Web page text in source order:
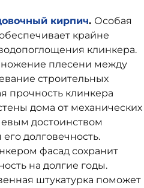
кирпич. Особая
крайне
клинкера.
плесени между
строительных
прочность клинкера
дома от механических
достоинством
долговечность.
фасад сохранит
на долгие годы.
штукатурка поможет